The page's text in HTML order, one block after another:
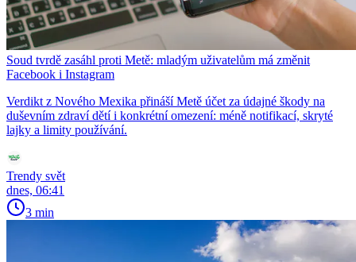
Soud tvrdě zasáhl proti Metě: mladým uživatelům má změnit
Facebook i Instagram
Verdikt z Nového Mexika přináší Metě účet za údajné škody na
duševním zdraví dětí i konkrétní omezení: méně notifikací, skryté
lajky a limity používání.
Trendy svět
dnes, 06:41
3 min